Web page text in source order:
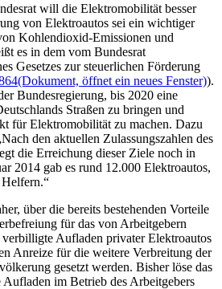
will die Elektromobilität besser
von Elektroautos sei ein wichtiger
Kohlendioxid-Emissionen und
es in dem vom Bundesrat
Gesetzes zur steuerlichen Förderung
(Dokument, öffnet ein neues Fenster)).
Bundesregierung, bis 2020 eine
Straßen zu bringen und
für Elektromobilität zu machen. Dazu
den aktuellen Zulassungszahlen des
die Erreichung dieser Ziele noch in
2014 gab es rund 12.000 Elektroautos,
über die bereits bestehenden Vorteile
für das von Arbeitgebern
Aufladen privater Elektroautos
Anreize für die weitere Verbreitung der
gesetzt werden. Bisher löse das
im Betrieb des Arbeitgebers